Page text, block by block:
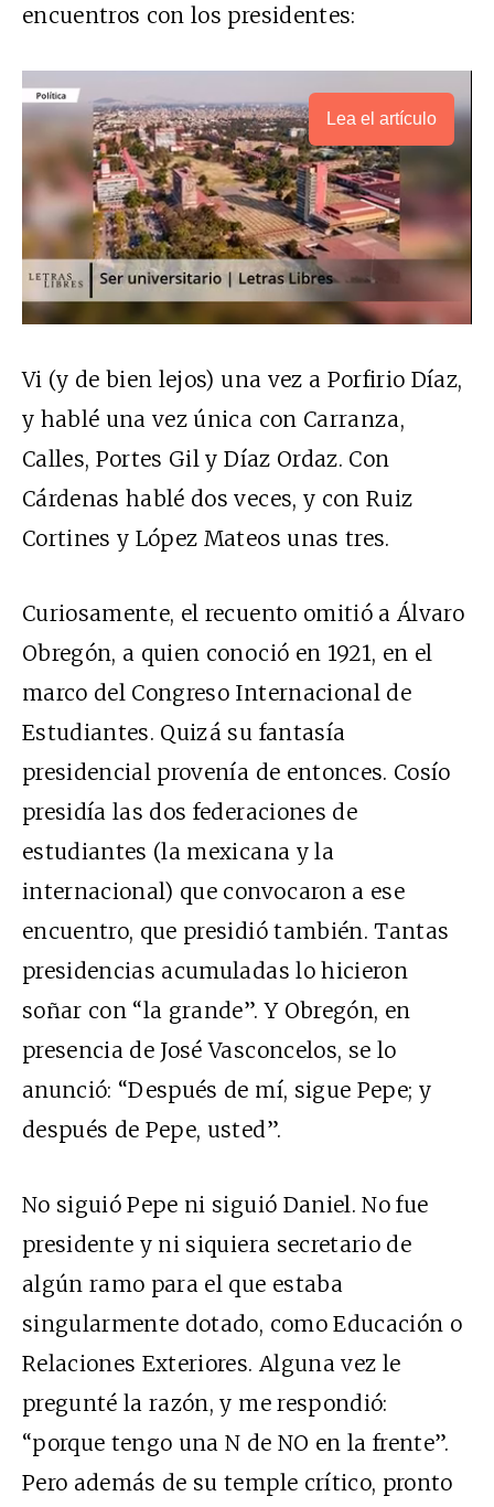
encuentros con los presidentes:
Lea el artículo
Vi (y de bien lejos) una vez a Porfirio Díaz,
y hablé una vez única con Carranza,
Calles, Portes Gil y Díaz Ordaz. Con
Cárdenas hablé dos veces, y con Ruiz
Cortines y López Mateos unas tres.
Curiosamente, el recuento omitió a Álvaro
Obregón, a quien conoció en 1921, en el
marco del Congreso Internacional de
Estudiantes. Quizá su fantasía
presidencial provenía de entonces. Cosío
presidía las dos federaciones de
estudiantes (la mexicana y la
internacional) que convocaron a ese
encuentro, que presidió también. Tantas
presidencias acumuladas lo hicieron
soñar con “la grande”. Y Obregón, en
presencia de José Vasconcelos, se lo
anunció: “Después de mí, sigue Pepe; y
después de Pepe, usted”.
No siguió Pepe ni siguió Daniel. No fue
presidente y ni siquiera secretario de
algún ramo para el que estaba
singularmente dotado, como Educación o
Relaciones Exteriores. Alguna vez le
pregunté la razón, y me respondió:
“porque tengo una N de NO en la frente”.
Pero además de su temple crítico, pronto